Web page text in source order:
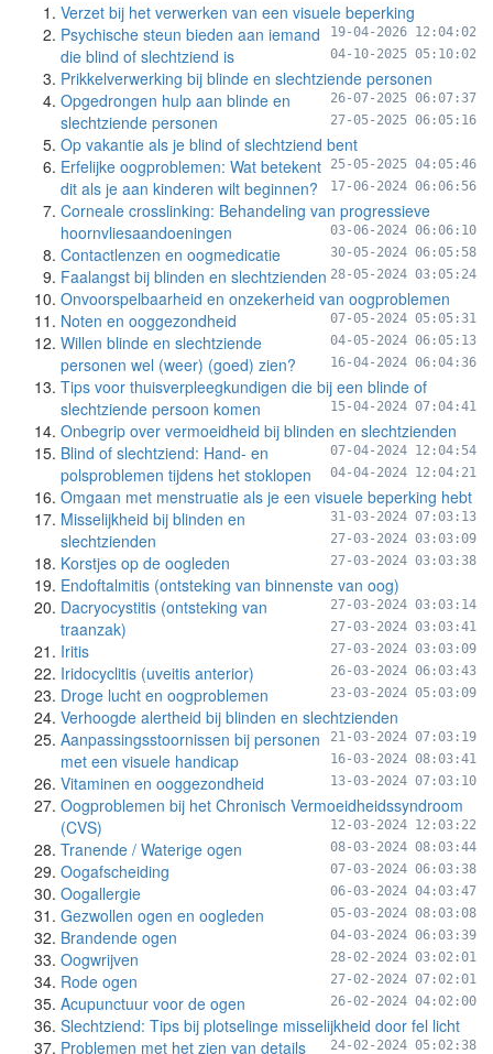
Verzet bij het verwerken van een visuele beperking
19-04-2026 12:04:02
Psychische steun bieden aan iemand
die blind of slechtziend is
04-10-2025 05:10:02
Prikkelverwerking bij blinde en slechtziende personen
26-07-2025 06:07:37
Opgedrongen hulp aan blinde en
slechtziende personen
27-05-2025 06:05:16
Op vakantie als je blind of slechtziend bent
25-05-2025 04:05:46
Erfelijke oogproblemen: Wat betekent
dit als je aan kinderen wilt beginnen?
17-06-2024 06:06:56
Corneale crosslinking: Behandeling van progressieve
hoornvliesaandoeningen
03-06-2024 06:06:10
Contactlenzen en oogmedicatie 30-05-2024 06:05:58
Faalangst bij blinden en slechtzienden 28-05-2024 03:05:24
Onvoorspelbaarheid en onzekerheid van oogproblemen
07-05-2024 05:05:31
Noten en ooggezondheid
04-05-2024 06:05:13
Willen blinde en slechtziende
personen wel (weer) (goed) zien?
16-04-2024 06:04:36
Tips voor thuisverpleegkundigen die bij een blinde of
slechtziende persoon komen
15-04-2024 07:04:41
Onbegrip over vermoeidheid bij blinden en slechtzienden
07-04-2024 12:04:54
Blind of slechtziend: Hand- en
polsproblemen tijdens het stoklopen
04-04-2024 12:04:21
Omgaan met menstruatie als je een visuele beperking hebt
31-03-2024 07:03:13
Misselijkheid bij blinden en
slechtzienden
27-03-2024 03:03:09
Korstjes op de oogleden 27-03-2024 03:03:38
Endoftalmitis (ontsteking van binnenste van oog)
27-03-2024 03:03:14
Dacryocystitis (ontsteking van
traanzak)
27-03-2024 03:03:41
Iritis 27-03-2024 03:03:09
Iridocyclitis (uveitis anterior) 26-03-2024 06:03:43
Droge lucht en oogproblemen 23-03-2024 05:03:09
Verhoogde alertheid bij blinden en slechtzienden
21-03-2024 07:03:19
Aanpassingsstoornissen bij personen
met een visuele handicap
16-03-2024 08:03:41
Vitaminen en ooggezondheid 13-03-2024 07:03:10
Oogproblemen bij het Chronisch Vermoeidheidssyndroom
(CVS)
12-03-2024 12:03:22
Tranende / Waterige ogen 08-03-2024 08:03:44
Oogafscheiding 07-03-2024 06:03:38
Oogallergie 06-03-2024 04:03:47
Gezwollen ogen en oogleden 05-03-2024 08:03:08
Brandende ogen 04-03-2024 06:03:39
Oogwrijven 28-02-2024 03:02:01
Rode ogen 27-02-2024 07:02:01
Acupunctuur voor de ogen 26-02-2024 04:02:00
Slechtziend: Tips bij plotselinge misselijkheid door fel licht
24-02-2024 05:02:38
Problemen met het zien van details